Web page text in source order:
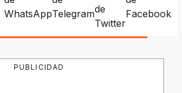
PUBLICIDAD